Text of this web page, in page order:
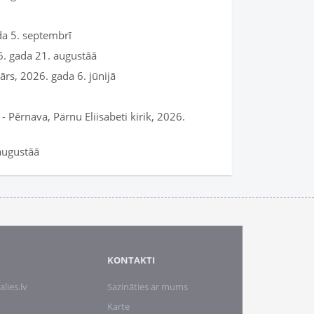
5. septembrī
gada 21. augustāā
2026. gada 6. jūnijā
Pērnava, Pärnu Eliisabeti kirik, 2026.
KONTAKTI
Sazināties ar mums
Karte